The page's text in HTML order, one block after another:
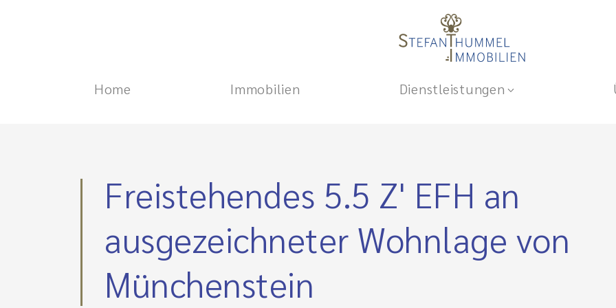
Home Immobilien Dienstleistungen
Freistehendes 5.5 Z' EFH an
ausgezeichneter Wohnlage von
Münchenstein